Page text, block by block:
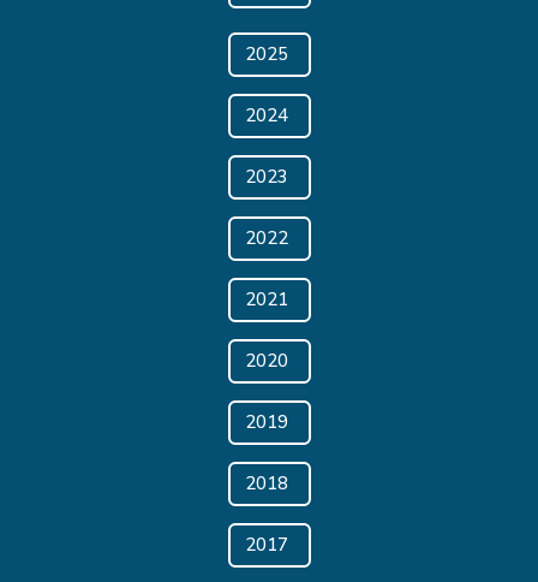
2025
2024
2023
2022
2021
2020
2019
2018
2017